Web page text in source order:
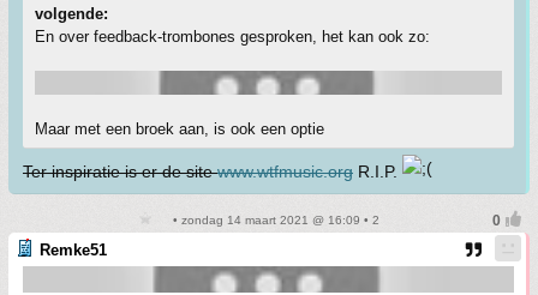
volgende:
En over feedback-trombones gesproken, het kan ook zo:
Maar met een broek aan, is ook een optie
Ter inspiratie is er de sitewww.wtfmusic.org R.I.P.
• zondag 14 maart 2021 @ 16:09 • 2
Remke51